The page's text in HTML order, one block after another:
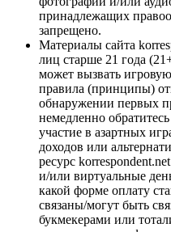
принадлежащих
запрещено.
Материалы сайта
лиц старше 21 года
может вызвать
правила (принципы)
обнаружении первых
немедленно
участие в азартных
доходов или
ресурс
и/или виртуальные
какой форме оплату
связаны/могут быть
букмекерами или